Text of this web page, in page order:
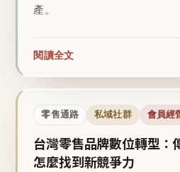
產。
閱讀全文
零售通路 私域社群 會員經
台灣零售品牌數位轉型：
怎麼找到新競爭力